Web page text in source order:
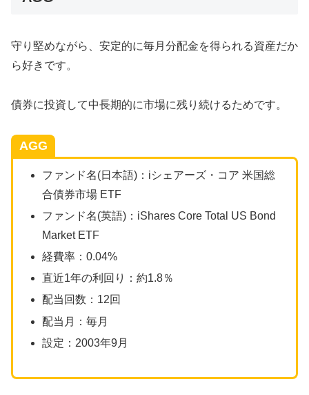
守り堅めながら、安定的に毎月分配金を得られる資産だか
ら好きです。
債券に投資して中長期的に市場に残り続けるためです。
AGG
ファンド名(日本語)：iシェアーズ・コア 米国総
合債券市場 ETF
ファンド名(英語)：iShares Core Total US Bond
Market ETF
経費率：0.04%
直近1年の利回り：約1.8％
配当回数：12回
配当月：毎月
設定：2003年9月